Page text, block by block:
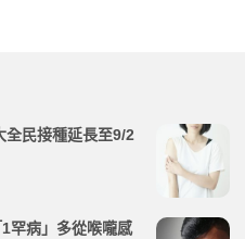
全民接種延長至9/2
罕病」多從喉嚨感